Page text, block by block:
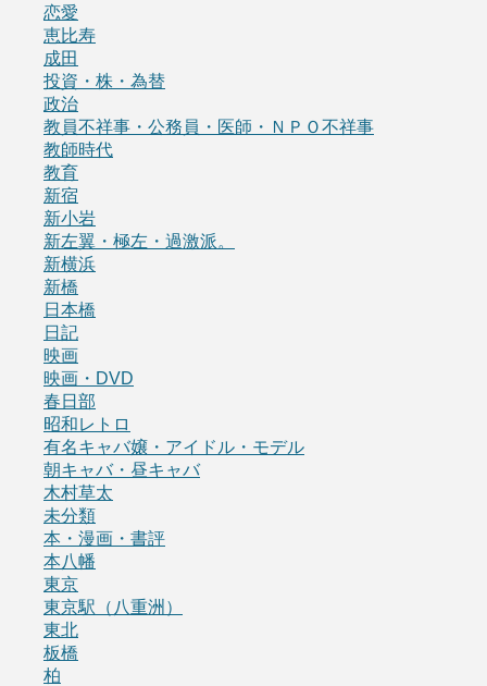
恋愛
恵比寿
成田
投資・株・為替
政治
教員不祥事・公務員・医師・ＮＰＯ不祥事
教師時代
教育
新宿
新小岩
新左翼・極左・過激派。
新横浜
新橋
日本橋
日記
映画
映画・DVD
春日部
昭和レトロ
有名キャバ嬢・アイドル・モデル
朝キャバ・昼キャバ
木村草太
未分類
本・漫画・書評
本八幡
東京
東京駅（八重洲）
東北
板橋
柏